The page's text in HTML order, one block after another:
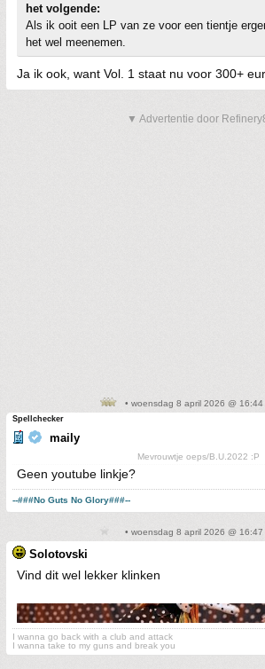
het volgende:
Als ik ooit een LP van ze voor een tientje
het wel meenemen.
Ja ik ook, want Vol. 1 staat nu voor 300+
▼ Advertentie door
• woensdag 8 april 2026 @ 16:44
Spellchecker
maily
Mevrouwtje oeps/B.U.2022 :P
Geen youtube linkje?
--###No Guts No Glory###--
• woensdag 8 april 2026 @ 16:47
Solotovski
Vind dit wel lekker klinken
I wanna go back with a club and attack
I wanna take to my guns and break you